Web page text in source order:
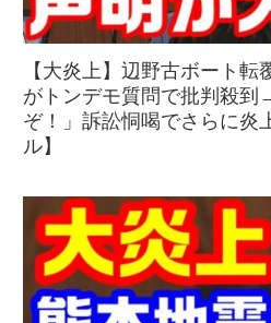
【大炎上】辺野古ボート
がトンデモ質問で批判殺到
ぞ！」訴訟恫喝でさらに炎
ル】